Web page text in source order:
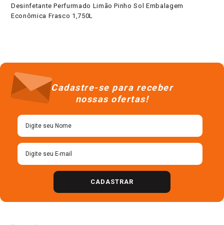
Desinfetante Perfurmado Limão Pinho Sol Embalagem
Econômica Frasco 1,750L
Cadastre-se para receber
nossas ofertas!
CADASTRAR